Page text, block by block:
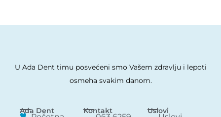
U Ada Dent timu posvećeni smo Vašem zdravlju i lepoti
osmeha svakim danom.
Ada Dent Kontakt Uslovi